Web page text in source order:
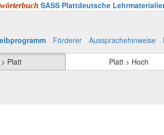
SASS Plattdeutsche
Förderer Aussprachehinweise
Platt
Platt > Hoch